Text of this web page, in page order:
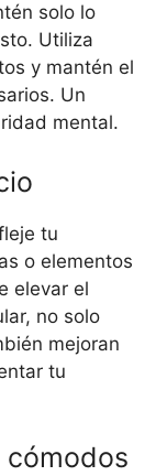
solo lo
Utiliza
y mantén el
Un
mental.
tu
o elementos
elevar el
no solo
mejoran
tu